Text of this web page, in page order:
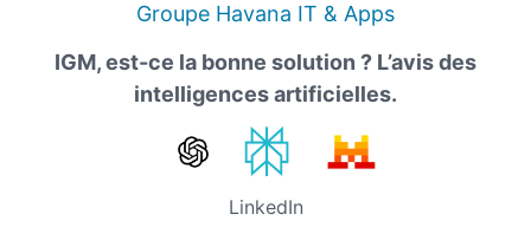
Groupe Havana IT & Apps
IGM, est-ce la bonne solution ? L’avis des
intelligences artificielles.
LinkedIn